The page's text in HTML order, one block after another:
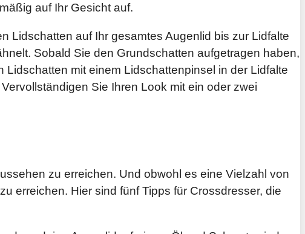
auf Ihr Gesicht auf.
Lidschatten auf Ihr gesamtes Augenlid bis zur Lidfalte
Sobald Sie den Grundschatten aufgetragen haben,
mit einem Lidschattenpinsel in der Lidfalte
Sie Ihren Look mit ein oder zwei
zu erreichen. Und obwohl es eine Vielzahl von
erreichen. Hier sind fünf Tipps für Crossdresser, die